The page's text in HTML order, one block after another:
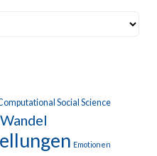
Social Science
Emotionen